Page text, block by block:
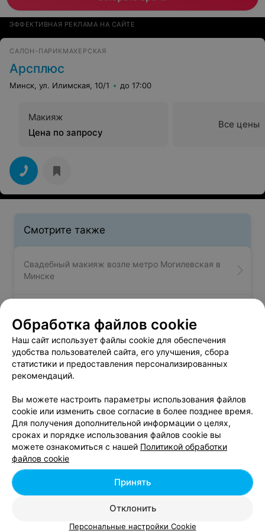
ЭФФЕКТИВНАЯ РЕКЛАМА НА САЙТЕ
САЛОН-ПАРИКМАХЕРСКАЯ
Арсплюс
Минск, ул. Илимская, 10/1 до 17:00
Макияж
Цена по запросу
Все цены
Смотрите также
Свадебный макияж возле метро Могилевская в
Минске
Минске
Наращивание ресниц возле метро Могилевская в
Минске
Добавить компанию
Добавить специалиста
Обработка файлов cookie
Наш сайт использует файлы cookie для обеспечения
удобства пользователей сайта, его улучшения, сбора
статистики и предоставления персонализированных
рекомендаций.
Вы можете настроить параметры использования файлов
cookie или изменить свое согласие в более позднее время.
Для получения дополнительной информации о целях,
сроках и порядке использования файлов cookie вы
можете ознакомиться с нашей Политикой обработки
файлов cookie
Отклонить
Принять
Персональные настройки Cookie